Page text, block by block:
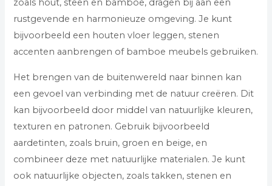
zoals hout, steen en bamboe, dragen bij aan een
rustgevende en harmonieuze omgeving. Je kunt
bijvoorbeeld een houten vloer leggen, stenen
accenten aanbrengen of bamboe meubels gebruiken.
Het brengen van de buitenwereld naar binnen kan
een gevoel van verbinding met de natuur creëren. Dit
kan bijvoorbeeld door middel van natuurlijke kleuren,
texturen en patronen. Gebruik bijvoorbeeld
aardetinten, zoals bruin, groen en beige, en
combineer deze met natuurlijke materialen. Je kunt
ook natuurlijke objecten, zoals takken, stenen en